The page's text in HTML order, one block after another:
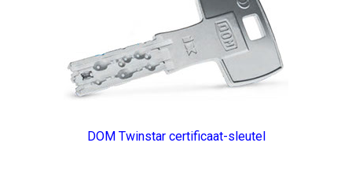
DOM Twinstar certificaat-sleutel